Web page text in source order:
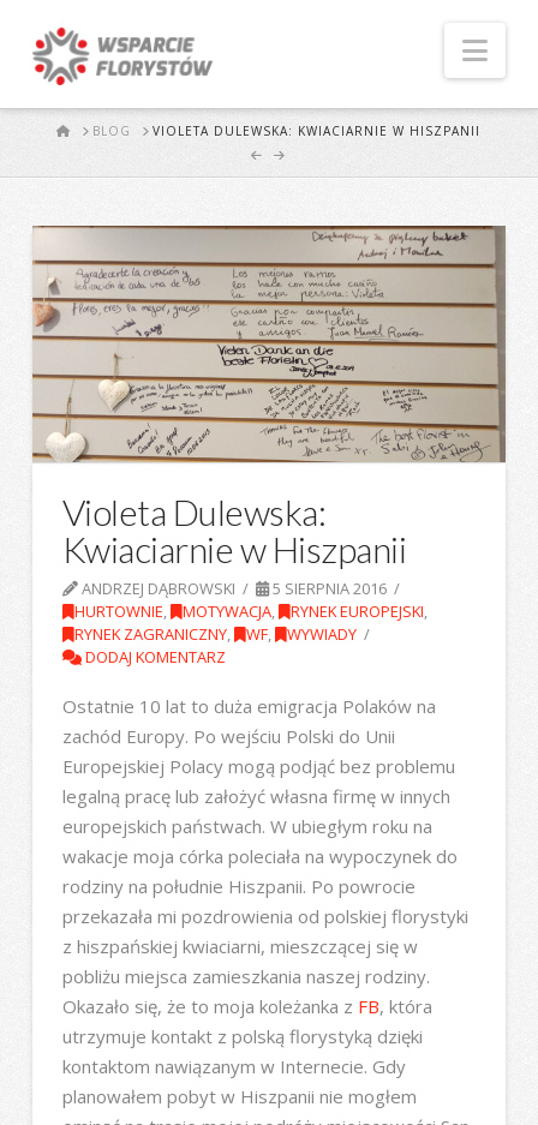
STARTBLOG VIOLETA DULEWSKA: KWIACIARNIE W HISZPANII
Violeta Dulewska:
Kwiaciarnie w Hiszpanii
ANDRZEJ DĄBROWSKI
5 SIERPNIA 2016
HURTOWNIE, MOTYWACJA, RYNEK EUROPEJSKI,
RYNEK ZAGRANICZNY, WF,
WYWIADY
DODAJ KOMENTARZ
Ostatnie 10 lat to duża emigracja Polaków na
zachód Europy. Po wejściu Polski do Unii
Europejskiej Polacy mogą podjąć bez problemu
legalną pracę lub założyć własna firmę w innych
europejskich państwach. W ubiegłym roku na
wakacje moja córka poleciała na wypoczynek do
rodziny na południe Hiszpanii. Po powrocie
przekazała mi pozdrowienia od polskiej florystyki
z hiszpańskiej kwiaciarni, mieszczącej się w
pobliżu miejsca zamieszkania naszej rodziny.
Okazało się, że to moja koleżanka z FB, która
utrzymuje kontakt z polską florystyką dzięki
kontaktom nawiązanym w Internecie. Gdy
planowałem pobyt w Hiszpanii nie mogłem